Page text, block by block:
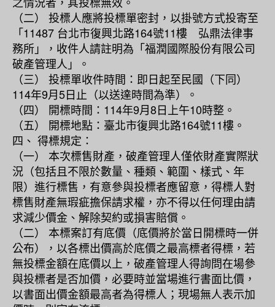
（二） 投標人應將投標單密封，以掛號方式投寄至
「11487 台北市復興北路164號11樓 弘鼎法律事
務所」，收件人請註明為「福潤國際股份有限公司
破產管理人」。
（三） 投標單收件時間：即日起至民國（下同）
114年9月5日止（以送達時間為準）。
（四） 開標時間：114年9月8日上午10時整。
（五） 開標地點：臺北市復興北路164號11樓。
四、 得標規定：
（一） 本次標售財產，破產管理人僅依財產實際狀
況（包括且不限於數量、種類、範圍、樣式、年
限）進行標售，有意參與投標者應留意，得標人對
標售財產無瑕疵擔保請求權，亦不得以任何理由請
求減少價金、解除契約或損害賠償。
（二） 本標案訂有底價（底價將於當日開標時一併
公布），以各標出價高於底價之最高標者得標，若
無投標金額在底價以上，破產管理人得詢問在場參
與投標者是否加價，必要時並當場進行書面比價，
以書面出價金額最高者為得標人；現場無人表示加